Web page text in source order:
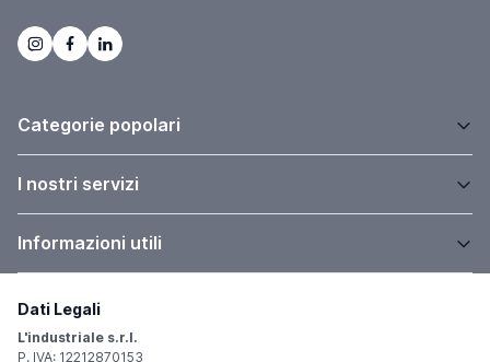
Categorie popolari
I nostri servizi
Informazioni utili
Dati Legali
L'industriale s.r.l.
P. IVA: 12212870153